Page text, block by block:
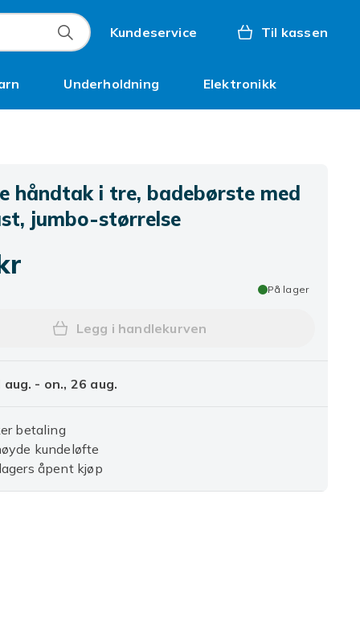
Kundeservice Til kassen
Underholdning Elektronikk
håndtak i tre, badebørste med
jumbo-størrelse
På lager
Legg 2 lange håndtak i tre,
Legg i handlekurven
aug. - on., 26 aug.
betaling
kundeløfte
åpent kjøp